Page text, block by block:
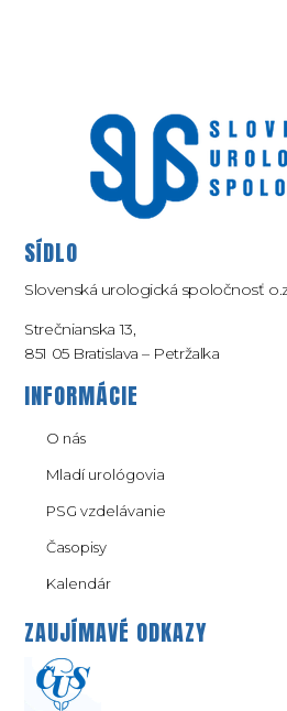
SÍDLO
Slovenská urologická spoločnosť
Strečnianska 13,
851 05 Bratislava – Petržalka
INFORMÁCIE
O nás
Mladí urológovia
PSG vzdelávanie
Časopisy
Kalendár
ZAUJÍMAVÉ ODKAZY